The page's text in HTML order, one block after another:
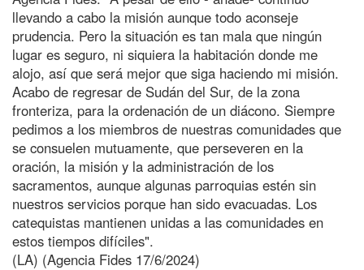
llevando a cabo la misión aunque todo aconseje
prudencia. Pero la situación es tan mala que ningún
lugar es seguro, ni siquiera la habitación donde me
alojo, así que será mejor que siga haciendo mi misión.
Acabo de regresar de Sudán del Sur, de la zona
fronteriza, para la ordenación de un diácono. Siempre
pedimos a los miembros de nuestras comunidades que
se consuelen mutuamente, que perseveren en la
oración, la misión y la administración de los
sacramentos, aunque algunas parroquias estén sin
nuestros servicios porque han sido evacuadas. Los
catequistas mantienen unidas a las comunidades en
estos tiempos difíciles".
(LA) (Agencia Fides 17/6/2024)